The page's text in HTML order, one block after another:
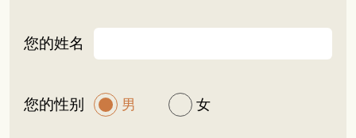
您的姓名
您的性别 男 女